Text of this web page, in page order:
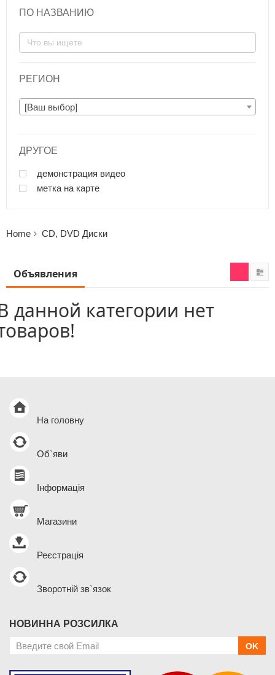
ПО НАЗВАНИЮ
РЕГИОН
[Ваш выбор]
ДРУГОЕ
демонстрация видео
метка на карте
Home CD, DVD Диски
Объявления
данной категории нет
На головну
Об`яви
Інформація
Магазини
Реєстрація
Зворотній зв`язок
НОВИННА РОЗСИЛКА
OK